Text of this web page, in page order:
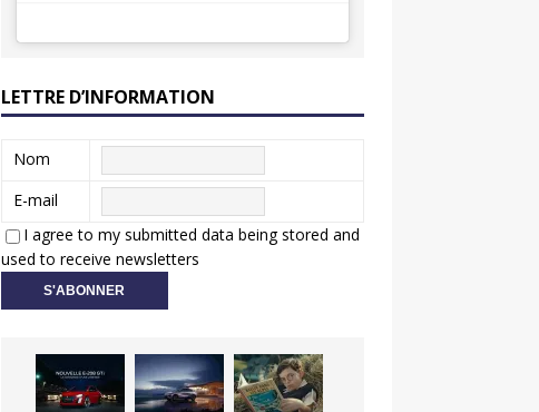
LETTRE D’INFORMATION
Nom
E-mail
I agree to my submitted data being stored and
used to receive newsletters